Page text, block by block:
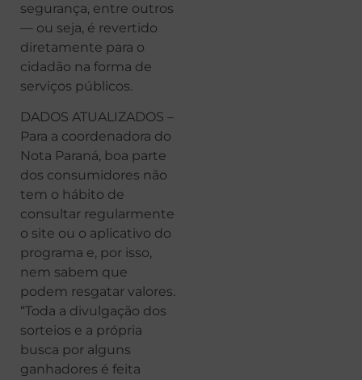
segurança, entre outros
— ou seja, é revertido
diretamente para o
cidadão na forma de
serviços públicos.
DADOS ATUALIZADOS –
Para a coordenadora do
Nota Paraná, boa parte
dos consumidores não
tem o hábito de
consultar regularmente
o site ou o aplicativo do
programa e, por isso,
nem sabem que
podem resgatar valores.
“Toda a divulgação dos
sorteios e a própria
busca por alguns
ganhadores é feita